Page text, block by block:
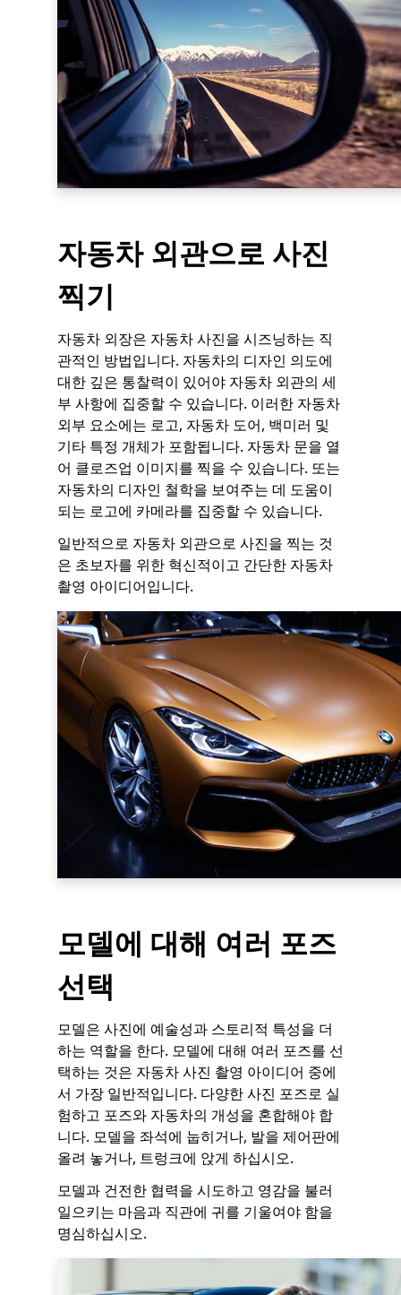
자동차 외관으로 사진
찍기
자동차 외장은 자동차 사진을 시즈닝하는 직
관적인 방법입니다. 자동차의 디자인 의도에
대한 깊은 통찰력이 있어야 자동차 외관의 세
부 사항에 집중할 수 있습니다. 이러한 자동차
외부 요소에는 로고, 자동차 도어, 백미러 및
기타 특정 개체가 포함됩니다. 자동차 문을 열
어 클로즈업 이미지를 찍을 수 있습니다. 또는
자동차의 디자인 철학을 보여주는 데 도움이
되는 로고에 카메라를 집중할 수 있습니다.
일반적으로 자동차 외관으로 사진을 찍는 것
은 초보자를 위한 혁신적이고 간단한 자동차
촬영 아이디어입니다.
모델에 대해 여러 포즈
선택
모델은 사진에 예술성과 스토리적 특성을 더
하는 역할을 한다. 모델에 대해 여러 포즈를 선
택하는 것은 자동차 사진 촬영 아이디어 중에
서 가장 일반적입니다. 다양한 사진 포즈로 실
험하고 포즈와 자동차의 개성을 혼합해야 합
니다. 모델을 좌석에 눕히거나, 발을 제어판에
올려 놓거나, 트렁크에 앉게 하십시오.
모델과 건전한 협력을 시도하고 영감을 불러
일으키는 마음과 직관에 귀를 기울여야 함을
명심하십시오.